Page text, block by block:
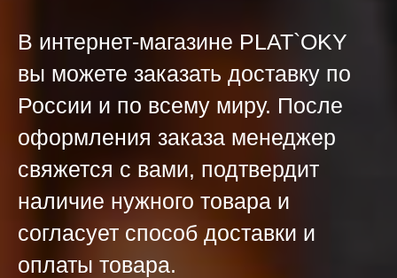
В интернет-магазине PLAT`OKY
вы можете заказать доставку по
России и по всему миру. После
оформления заказа менеджер
свяжется с вами, подтвердит
наличие нужного товара и
согласует способ доставки и
оплаты товара.